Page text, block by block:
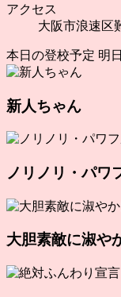
アクセス
大阪市浪速区
本日の登校予定 明
新人ちゃん
ノリノリ・パ
大胆素敵に淑や